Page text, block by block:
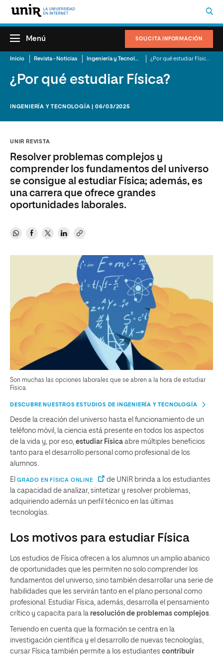
SOLICITA INFORMACIÓN
Menú
Inicio Revista - Noticias Ingeniería y Tecnología
¿Por qué estudiar Física?
INGENIERÍA Y TECNOLOGÍA | 06/03/2025
UNIR REVISTA
Resolver problemas complejos y
comprender los fundamentos del universo
se consigue al estudiar Física; además, es
una carrera que ofrece grandes
oportunidades laborales.
Son muchas las opciones laborales que se abren a la hora de estudiar
Física.
DESCUBRE NUESTROS ESTUDIOS DE INGENIERÍA Y TECNOLOGÍA
Desde la creación del universo hasta el funcionamiento de un
teléfono móvil, la ciencia está presente en todos los aspectos
de la vida y, por eso, estudiar Física abre múltiples beneficios
tanto para el desarrollo personal como profesional de los
alumnos.
El GRADO EN FÍSICA ONLINE
de UNIR brinda a los estudiantes
la capacidad de analizar, sintetizar y resolver problemas,
adquiriendo además un perfil técnico en las últimas
tecnologías.
Los motivos para estudiar Física
Los estudios de Física ofrecen a los alumnos un amplio abanico
de oportunidades que les permiten no solo comprender los
fundamentos del universo, sino también desarrollar una serie de
habilidades que les servirán tanto en el plano personal como
profesional. Estudiar Física, además, desarrolla el pensamiento
crítico y capacita para la resolución de problemas complejos
Teniendo en cuenta que la formación se centra en la
investigación científica y el desarrollo de nuevas tecnologías,
cursar Física también permite a los estudiantes contribuir